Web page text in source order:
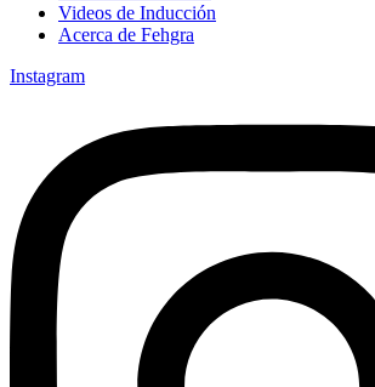
Videos de Inducción
Acerca de Fehgra
Instagram